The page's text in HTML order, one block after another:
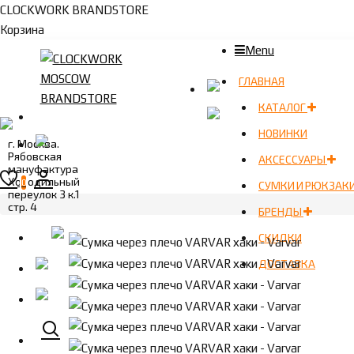
CLOCKWORK BRANDSTORE
Корзина
г. Москва.
Рябовская
мануфактура
Холодильный
переулок 3 к.1
стр. 4
Menu
ГЛАВНАЯ
КАТАЛОГ
НОВИНКИ
АКСЕССУАРЫ
СУМКИ И
БРЕНДЫ
СКИДКИ
ДОСТАВКА
0